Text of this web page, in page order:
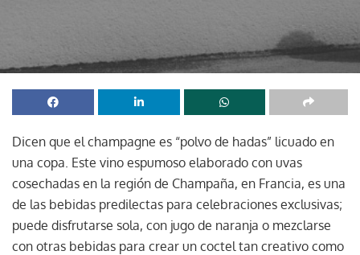
Dicen que el champagne es “polvo de hadas” licuado en
una copa. Este vino espumoso elaborado con uvas
cosechadas en la región de Champaña, en Francia, es una
de las bebidas predilectas para celebraciones exclusivas;
puede disfrutarse sola, con jugo de naranja o mezclarse
con otras bebidas para crear un coctel tan creativo como